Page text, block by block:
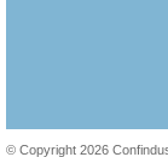
© Copyright 2026